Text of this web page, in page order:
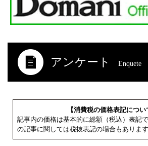
アンケート Enquete
【消費税の価格表記につい
記事内の価格は基本的に総額（税込）表記
の記事に関しては税抜表記の場合もあります